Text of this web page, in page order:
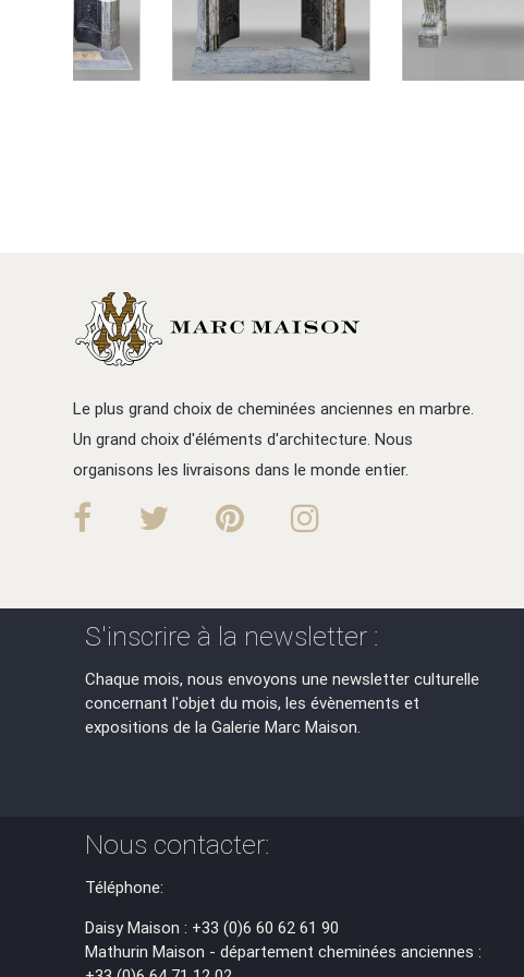
Le plus grand choix de cheminées anciennes en marbre.
Un grand choix d'éléments d'architecture. Nous
organisons les livraisons dans le monde entier.
S'inscrire à la newsletter :
Chaque mois, nous envoyons une newsletter culturelle
concernant l'objet du mois, les évènements et
expositions de la Galerie Marc Maison.
Nous contacter:
Téléphone:
Daisy Maison : +33 (0)6 60 62 61 90
Mathurin Maison - département cheminées anciennes :